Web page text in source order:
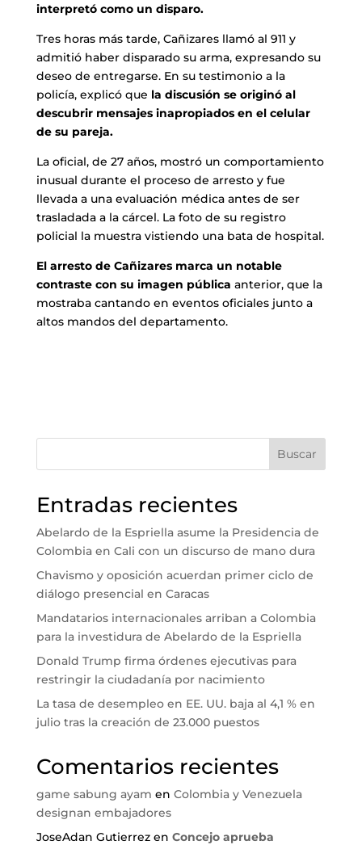
interpretó como un disparo.
Tres horas más tarde, Cañizares llamó al 911 y
admitió haber disparado su arma, expresando su
deseo de entregarse. En su testimonio a la
policía, explicó que la discusión se originó al
descubrir mensajes inapropiados en el celular
de su pareja.
La oficial, de 27 años, mostró un comportamiento
inusual durante el proceso de arresto y fue
llevada a una evaluación médica antes de ser
trasladada a la cárcel. La foto de su registro
policial la muestra vistiendo una bata de hospital.
El arresto de Cañizares marca un notable
contraste con su imagen pública anterior, que la
mostraba cantando en eventos oficiales junto a
altos mandos del departamento.
Buscar
Entradas recientes
Abelardo de la Espriella asume la Presidencia de
Colombia en Cali con un discurso de mano dura
Chavismo y oposición acuerdan primer ciclo de
diálogo presencial en Caracas
Mandatarios internacionales arriban a Colombia
para la investidura de Abelardo de la Espriella
Donald Trump firma órdenes ejecutivas para
restringir la ciudadanía por nacimiento
La tasa de desempleo en EE. UU. baja al 4,1 % en
julio tras la creación de 23.000 puestos
Comentarios recientes
game sabung ayam en Colombia y Venezuela
designan embajadores
JoseAdan Gutierrezen Concejo aprueba